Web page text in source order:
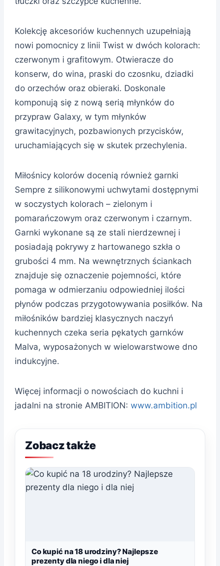
Kolekcję akcesoriów kuchennych uzupełniają
nowi pomocnicy z linii Twist w dwóch kolorach:
czerwonym i grafitowym. Otwieracze do
konserw, do wina, praski do czosnku, dziadki
do orzechów oraz obieraki. Doskonale
komponują się z nową serią młynków do
przypraw Galaxy, w tym młynków
grawitacyjnych, pozbawionych przycisków,
uruchamiających się w skutek przechylenia.
Miłośnicy kolorów docenią również garnki
Sempre z silikonowymi uchwytami dostępnymi
w soczystych kolorach – zielonym i
pomarańczowym oraz czerwonym i czarnym.
Garnki wykonane są ze stali nierdzewnej i
posiadają pokrywy z hartowanego szkła o
grubości 4 mm. Na wewnętrznych ściankach
znajduje się oznaczenie pojemności, które
pomaga w odmierzaniu odpowiedniej ilości
płynów podczas przygotowywania posiłków. Na
miłośników bardziej klasycznych naczyń
kuchennych czeka seria pękatych garnków
Malva, wyposażonych w wielowarstwowe dno
indukcyjne.
Więcej informacji o nowościach do kuchni i
jadalni na stronie AMBITION: www.ambition.pl
Zobacz także
Co kupić na 18 urodziny? Najlepsze
prezenty dla niego i dla niej